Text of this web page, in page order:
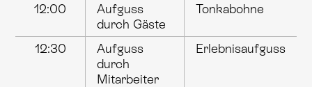
12:00
Aufguss
durch Gäste
Tonkabohne
12:30
Aufguss
durch
Mitarbeiter
Erlebnisaufguss